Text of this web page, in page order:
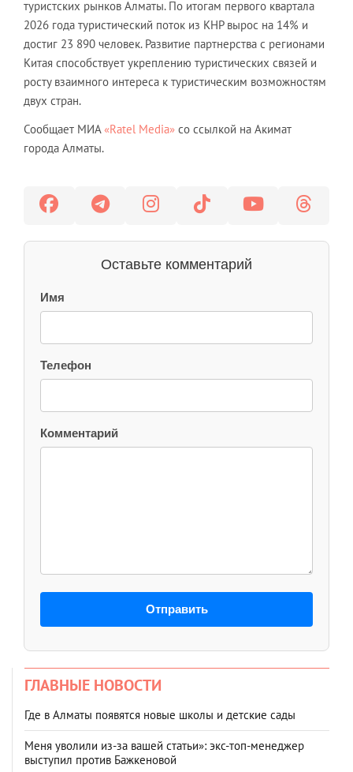
туристских рынков Алматы. По итогам первого квартала
2026 года туристический поток из КНР вырос на 14% и
достиг 23 890 человек. Развитие партнерства с регионами
Китая способствует укреплению туристических связей и
росту взаимного интереса к туристическим возможностям
двух стран.
Сообщает МИА «Ratel Media» со ссылкой на Акимат
города Алматы.
Оставьте комментарий
Имя
Телефон
Комментарий
Отправить
ГЛАВНЫЕ НОВОСТИ
Где в Алматы появятся новые школы и детские сады
Меня уволили из-за вашей статьи»: экс-топ-менеджер
выступил против Бажкеновой